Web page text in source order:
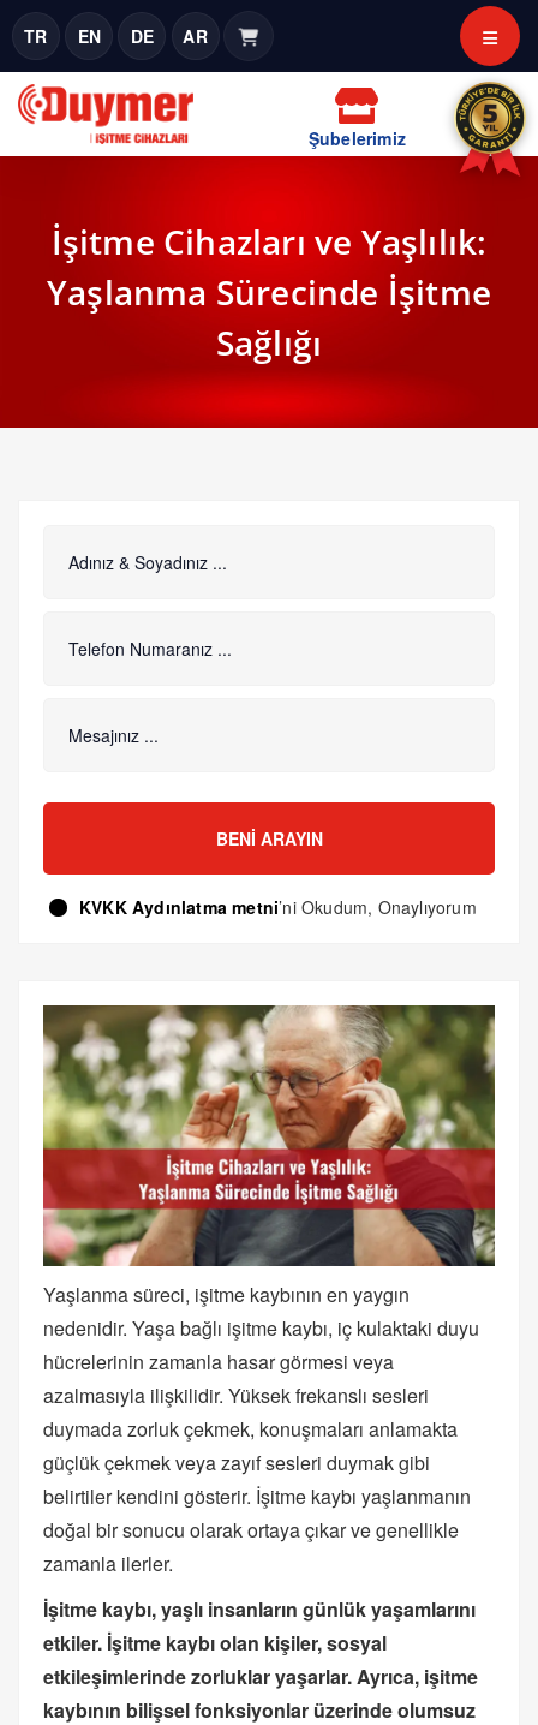
TR EN DE AR
Şubelerimiz
İşitme Cihazları ve Yaşlılık:
Yaşlanma Sürecinde İşitme
Sağlığı
BENI ARAYIN
KVKK Aydınlatma metni’ni Okudum, Onaylıyorum
Yaşlanma süreci, işitme kaybının en yaygın
nedenidir. Yaşa bağlı işitme kaybı, iç kulaktaki duyu
hücrelerinin zamanla hasar görmesi veya
azalmasıyla ilişkilidir. Yüksek frekanslı sesleri
duymada zorluk çekmek, konuşmaları anlamakta
güçlük çekmek veya zayıf sesleri duymak gibi
belirtiler kendini gösterir. İşitme kaybı yaşlanmanın
doğal bir sonucu olarak ortaya çıkar ve genellikle
zamanla ilerler.
İşitme kaybı, yaşlı insanların günlük yaşamlarını
etkiler. İşitme kaybı olan kişiler, sosyal
etkileşimlerinde zorluklar yaşarlar. Ayrıca, işitme
kaybının bilişsel fonksiyonlar üzerinde olumsuz